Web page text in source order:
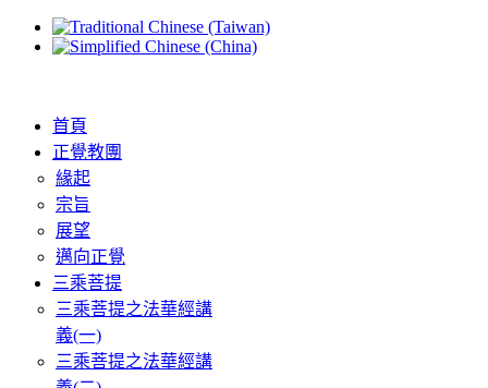
首頁
正覺教團
緣起
宗旨
展望
邁向正覺
三乘菩提
三乘菩提之法華經講
義(一)
三乘菩提之法華經講